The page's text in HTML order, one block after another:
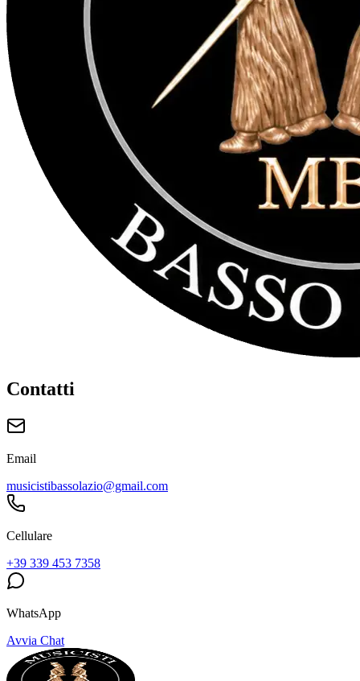
Contatti
Email
musicistibassolazio@gmail.com
Cellulare
+39 339 453 7358
WhatsApp
Avvia Chat